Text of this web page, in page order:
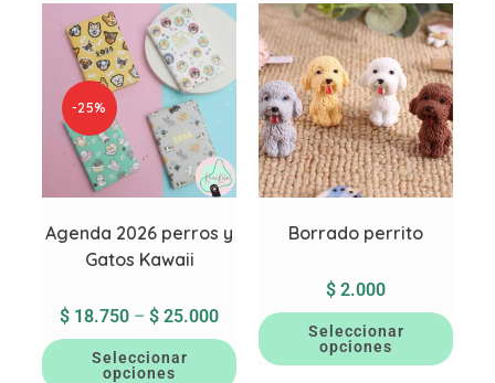
-25%
Agenda 2026 perros y
Gatos Kawaii
$ 18.750 – $ 25.000
Seleccionar
opciones
Borrado perrito
$ 2.000
Seleccionar
opciones